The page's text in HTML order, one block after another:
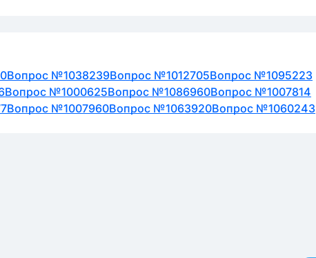
Вопрос №1038239Вопрос №1012705Вопрос №1095223
Вопрос №1000625Вопрос №1086960Вопрос №1007814
Вопрос №1007960Вопрос №1063920Вопрос №1060243